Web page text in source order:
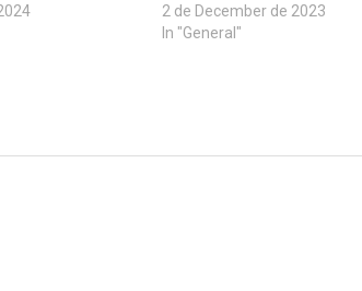
de los niños
sobrepeso y
relación entre el grado de
formación académica y el
2 de December de 2023
In "General"